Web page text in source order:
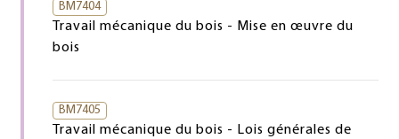
BM7404
Travail mécanique du bois - Mise en œuvre du
bois
BM7405
Travail mécanique du bois - Lois générales de